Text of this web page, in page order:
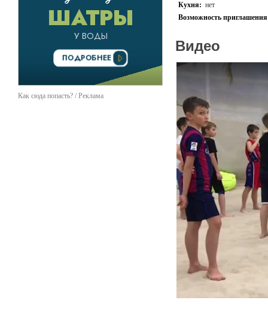
Как сюда попасть? / Реклама
Кухня: нет
Возможность приглашения
Видео